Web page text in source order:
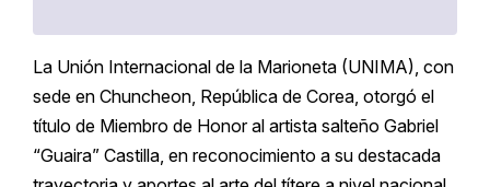
La Unión Internacional de la Marioneta (UNIMA), con
sede en Chuncheon, República de Corea, otorgó el
título de Miembro de Honor al artista salteño Gabriel
“Guaira” Castilla, en reconocimiento a su destacada